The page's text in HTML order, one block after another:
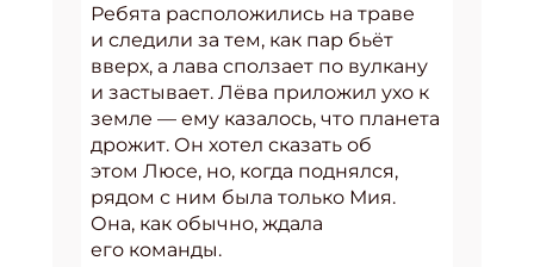
Ребята расположились на траве
и следили за тем, как пар бьёт
вверх, а лава сползает по вулкану
и застывает. Лёва приложил ухо к
земле — ему казалось, что планета
дрожит. Он хотел сказать об
этом Люсе, но, когда поднялся,
рядом с ним была только Мия.
Она, как обычно, ждала
его команды.